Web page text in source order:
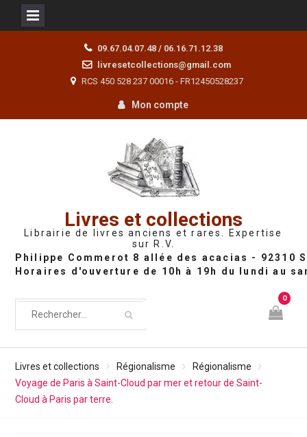
09.67.04.07.48 / 06.16.71.12.38
livresetcollections@gmail.com
RCS 450 528 237 00016 - FR12450528237
Mon compte
Livres et collections
Librairie de livres anciens et rares. Expertise
sur R.V.
0
Livres et collections Régionalisme
Régionalisme
Voyage de Paris à Saint-Cloud par mer et retour de Saint-
Cloud à Paris par terre.